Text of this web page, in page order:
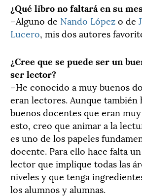
¿Qué libro no faltará en su
–Alguno de Nando Lópezo de
Lucero, mis dos autores
¿Cree que se puede ser un
ser lector?
–He conocido a muy buenos
eran lectores. Aunque también
buenos docentes que eran
esto, creo que animar a la
es uno de los papeles
docente. Para ello hace falta
lector que implique todas las
niveles y que tenga
los alumnos y alumnas.